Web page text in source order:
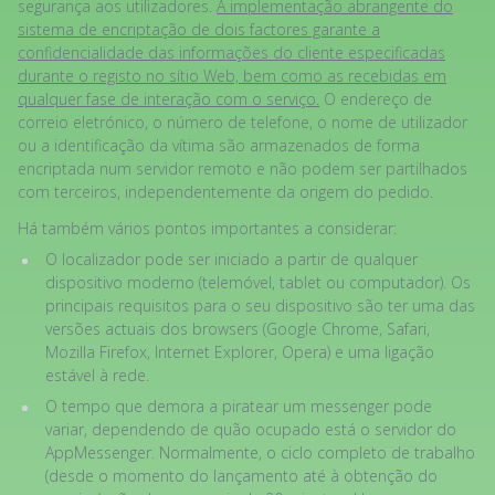
segurança aos utilizadores. A implementação abrangente do
sistema de encriptação de dois factores garante a
confidencialidade das informações do cliente especificadas
durante o registo no sítio Web, bem como as recebidas em
qualquer fase de interação com o serviço. O endereço de
correio eletrónico, o número de telefone, o nome de utilizador
ou a identificação da vítima são armazenados de forma
encriptada num servidor remoto e não podem ser partilhados
com terceiros, independentemente da origem do pedido.
Há também vários pontos importantes a considerar:
O localizador pode ser iniciado a partir de qualquer
dispositivo moderno (telemóvel, tablet ou computador). Os
principais requisitos para o seu dispositivo são ter uma das
versões actuais dos browsers (Google Chrome, Safari,
Mozilla Firefox, Internet Explorer, Opera) e uma ligação
estável à rede.
O tempo que demora a piratear um messenger pode
variar, dependendo de quão ocupado está o servidor do
AppMessenger. Normalmente, o ciclo completo de trabalho
(desde o momento do lançamento até à obtenção do